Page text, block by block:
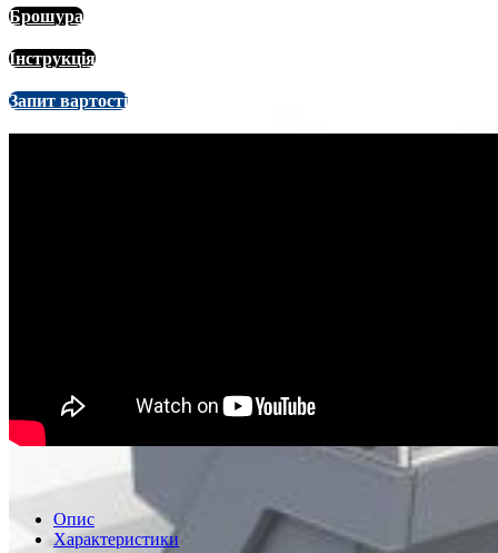
Брошура
Інструкція
Запит вартості
Опис
Характеристики